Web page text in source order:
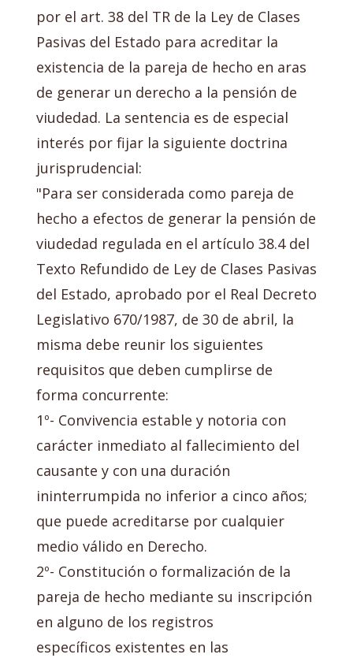
por el art. 38 del TR de la Ley de Clases
Pasivas del Estado para acreditar la
existencia de la pareja de hecho en aras
de generar un derecho a la pensión de
viudedad. La sentencia es de especial
interés por fijar la siguiente doctrina
jurisprudencial:
"Para ser considerada como pareja de
hecho a efectos de generar la pensión de
viudedad regulada en el artículo 38.4 del
Texto Refundido de Ley de Clases Pasivas
del Estado, aprobado por el Real Decreto
Legislativo 670/1987, de 30 de abril, la
misma debe reunir los siguientes
requisitos que deben cumplirse de
forma concurrente:
1º- Convivencia estable y notoria con
carácter inmediato al fallecimiento del
causante y con una duración
ininterrumpida no inferior a cinco años;
que puede acreditarse por cualquier
medio válido en Derecho.
2º- Constitución o formalización de la
pareja de hecho mediante su inscripción
en alguno de los registros
específicos existentes en las